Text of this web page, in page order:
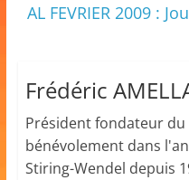
AL FEVRIER 2009 :
Frédéric
Président fondateur du
bénévolement dans
Stiring-Wendel depuis